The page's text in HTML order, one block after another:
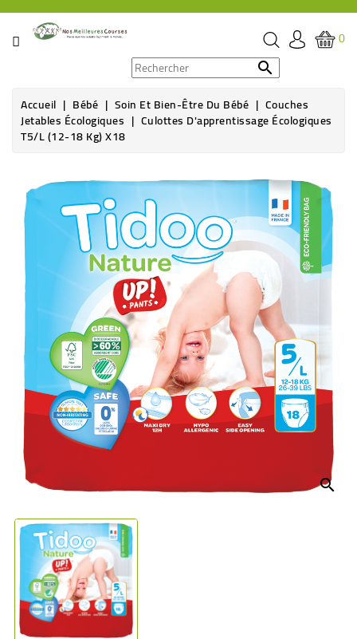
CATÉGORIE
ÉPICERIE
BOISSON
HYGIÈNE
SOINS
SANTÉ
BIEN-
ÊTRE
BÉBÉ
CULTUREL
0

Accueil Bébé Soin Et Bien-Être Du Bébé Couches
Jetables Écologiques Culottes D'apprentissage Écologiques
T5/L (12-18 Kg) X18
Rupture de stock
search